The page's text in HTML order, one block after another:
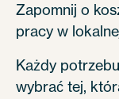
Zapomnij o
pracy w
Każdy
wybrać tej,